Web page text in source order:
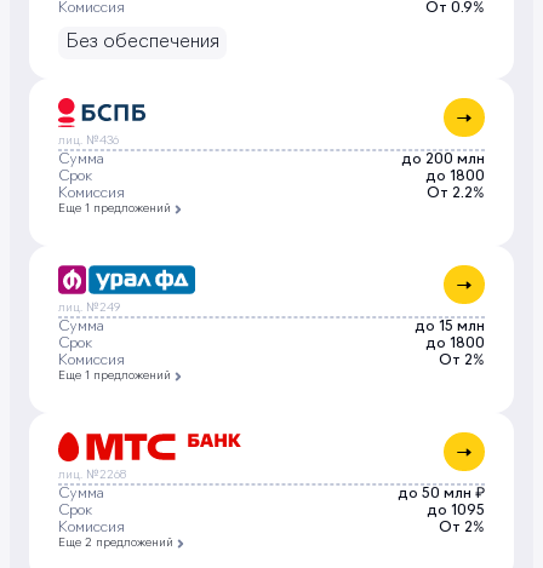
Комиссия
От 0.9%
Без обеспечения
лиц. №436
Сумма
до 200 млн
Срок
до 1800
Комиссия
От 2.2%
Еще 1 предложений
лиц. №249
Сумма
до 15 млн
Срок
до 1800
Комиссия
От 2%
Еще 1 предложений
лиц. №2268
Сумма
до 50 млн ₽
Срок
до 1095
Комиссия
От 2%
Еще 2 предложений